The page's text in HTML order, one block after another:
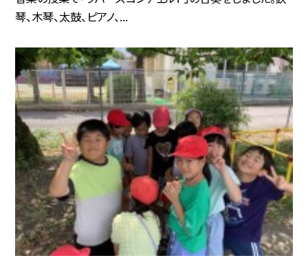
琴、木琴、太鼓、ピアノ、...